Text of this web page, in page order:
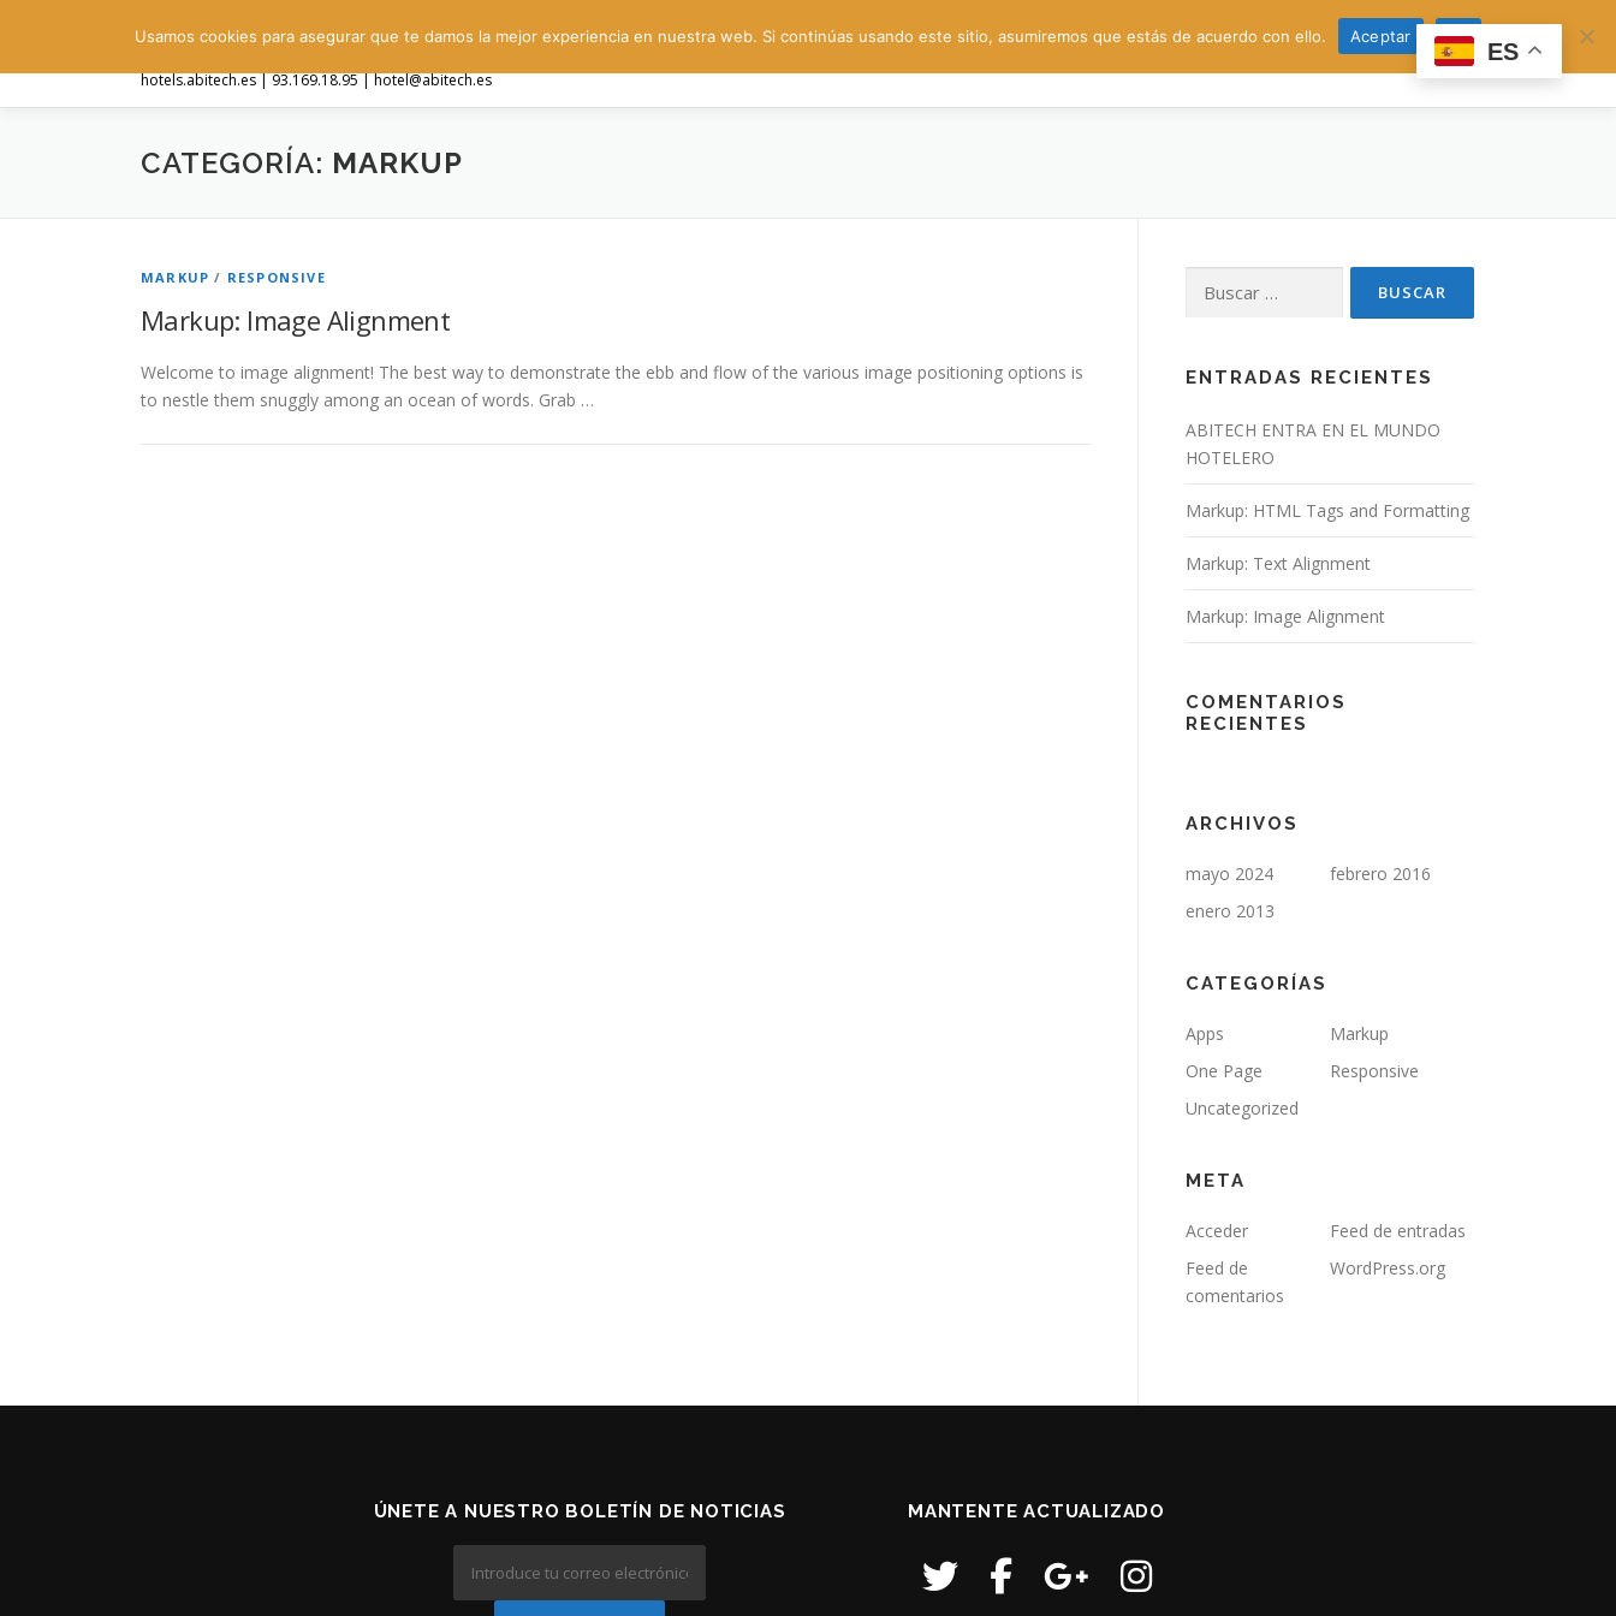
contenido
hotels.abitech.es | 93.169.18.95 | hotel@abitech.es
CATEGORÍA: MARKUP
MARKUP / RESPONSIVE
Markup: Image Alignment
Welcome to image alignment! The best way to demonstrate the ebb and flow of the various image positioning options is
to nestle them snuggly among an ocean of words. Grab …
ENTRADAS RECIENTES
ABITECH ENTRA EN EL MUNDO
HOTELERO
Markup: HTML Tags and Formatting
Markup: Text Alignment
Markup: Image Alignment
COMENTARIOS
RECIENTES
ARCHIVOS
mayo 2024
febrero 2016
enero 2013
CATEGORÍAS
Apps
Markup
One Page
Responsive
Uncategorized
META
Acceder
Feed de entradas
Feed de
comentarios
WordPress.org
ÚNETE A NUESTRO BOLETÍN DE NOTICIAS MANTENTE ACTUALIZADO
ES
Usamos cookies para asegurar que te damos la mejor experiencia en nuestra web. Si continúas usando este sitio, asumiremos que estás de acuerdo con ello. Aceptar No